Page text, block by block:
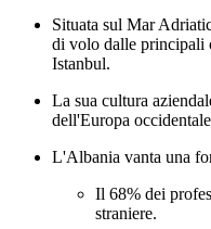
Situata sul Mar
di volo dalle principali
Istanbul.
La sua cultura
dell'Europa
L'Albania vanta una
Il 68% dei
straniere.